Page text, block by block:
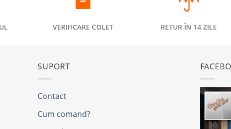
VERIFICARE COLET RETUR ÎN 14 ZILE
SUPORT
Contact
Cum comand?